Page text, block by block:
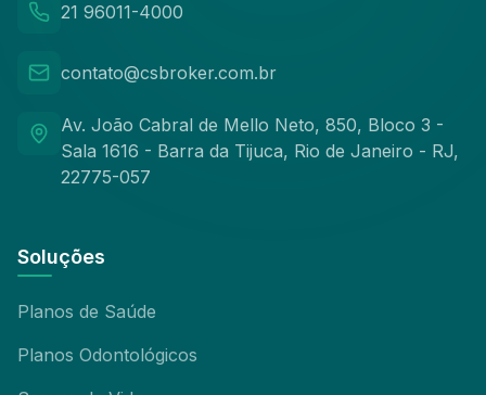
21 96011-4000
contato@csbroker.com.br
Av. João Cabral de Mello Neto, 850, Bloco 3 -
Sala 1616 - Barra da Tijuca, Rio de Janeiro - RJ,
22775-057
Soluções
Planos de Saúde
Planos Odontológicos